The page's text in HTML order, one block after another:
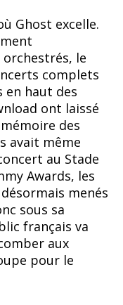
Ghost excelle.
le
complets
en haut des
ont laissé
des
avait même
au Stade
Awards, les
menés
sous sa
français va
aux
pour le